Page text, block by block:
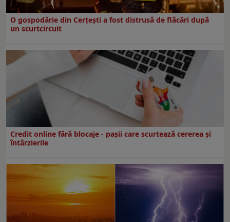
O gospodărie din Cerțești a fost distrusă de flăcări după
un scurtcircuit
Credit online fără blocaje - pașii care scurtează cererea și
întârzierile